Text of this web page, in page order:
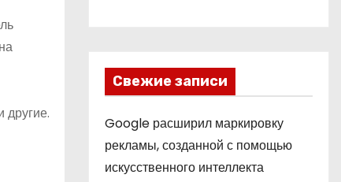
другие.
Свежие записи
Google расширил маркировку
рекламы, созданной с помощью
искусственного интеллекта